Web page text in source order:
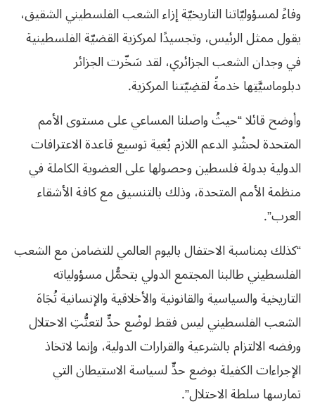
وفاءً لمسؤوليّاتنا التاريخيّة إزاء الشعب الفلسطيني الشقيق،
يقول ممثل الرئيس، وتجسيدًا لمركزية القضيّة الفلسطينية
في وجدان الشعب الجزائري، لقد سَخّرت الجزائر
دبلوماسيَّتِها خدمةً لقضِيّتنا المركزية.
وأوضح قائلا “حيثُ واصلنا المساعي على مستوى الأمم
المتحدة لحشْدِ الدعم اللازم بُغية توسيع قاعدة الاعترافات
الدولية بدولة فلسطين وحصولها على العضوية الكاملة في
منظمة الأمم المتحدة، وذلك بالتنسيق مع كافة الأشقاء
العرب”.
“كذلك بمناسبة الاحتفال باليوم العالمي للتضامن مع الشعب
الفلسطيني طالبنا المجتمع الدولي بتحمُّل مسؤولياته
التاريخية والسياسية والقانونية والأخلاقية والإنسانية تُجَاهَ
الشعب الفلسطيني ليس فقط لوضْع حدٍّ لتعنُّتِ الاحتلال
ورفضه الالتزام بالشرعية والقرارات الدولية، وإنما لاتخاذ
الإجراءات الكفيلة بوضع حدٍّ لسياسة الاستيطان التي
تمارسها سلطة الاحتلال”.